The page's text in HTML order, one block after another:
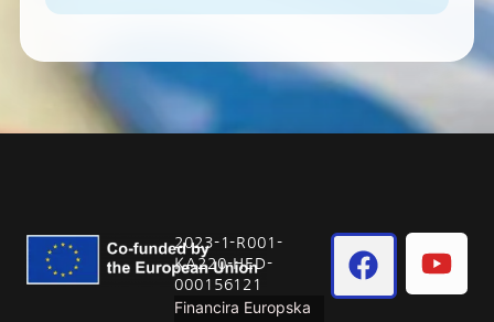
2023-1-R001-
KA220-HED-
000156121
Financira Europska